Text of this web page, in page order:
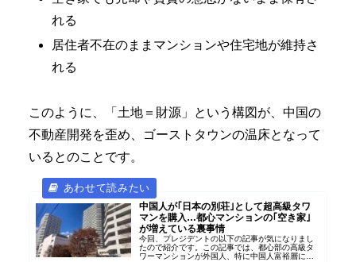
れる
居住者不在のままマンションや住宅地が維持さ
れる
このように、「土地＝財源」という構図が、中国の
不動産開発を歪め、ゴーストタウンの温床となって
いるとのことです。
中国人が｢日本の別荘｣として超高級タワ
マンを購入…都心マンションの｢空き家｣
が増えている裏事情
今回、プレジデントの以下の記事が気になりまし
たので紹介です。この記事では、都心部の高級タ
ワーマンションが外国人、特に中国人富裕層によ